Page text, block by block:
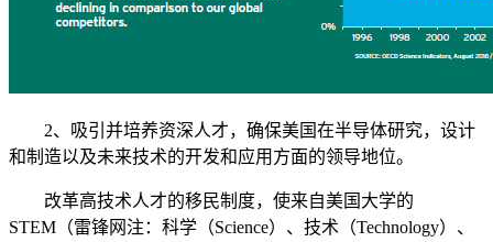
2、吸引并培养资深人才，确保美国在半导体研究，设计
和制造以及未来技术的开发和应用方面的领导地位。
改革高技术人才的移民制度，使来自美国大学的
STEM（雷锋网注：科学（Science）、技术（Technology）、